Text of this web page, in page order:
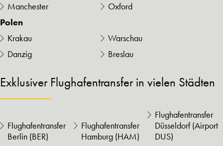
Manchester
Oxford
Polen
Krakau
Warschau
Danzig
Breslau
Exklusiver Flughafentransfer in vielen Städten
Flughafentransfer
Berlin (BER)
Flughafentransfer
Hamburg (HAM)
Flughafentransfer
Düsseldorf (Airport
DUS)